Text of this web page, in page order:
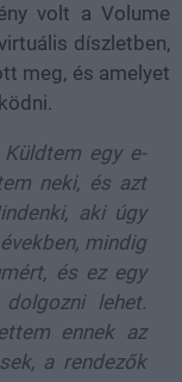
volt a Volume
díszletben,
meg, és amelyet
egy e-
neki, és azt
aki úgy
mindig
és ez egy
lehet.
ennek az
a rendezők